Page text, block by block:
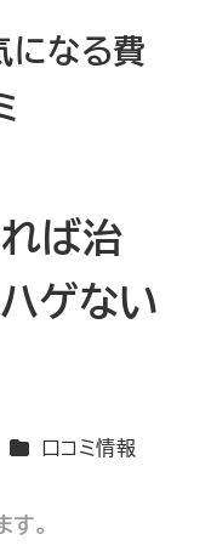
になる費
ば治
ゲない
カテゴリー
口コミ情報
。